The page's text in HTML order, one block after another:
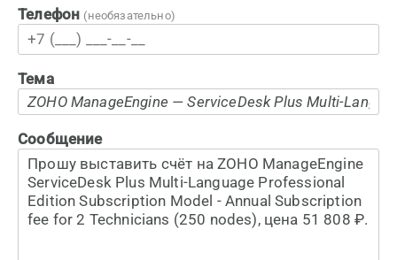
Телефон (необязательно)
Тема
Сообщение